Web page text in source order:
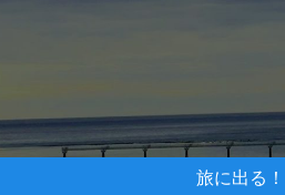
旅に出る！